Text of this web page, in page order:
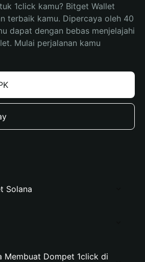
1click kamu? Bitget Wallet
terbaik kamu. Dipercaya oleh 40
dapat dengan bebas menjelajahi
Mulai perjalanan kamu
Solana
Membuat Dompet 1click di